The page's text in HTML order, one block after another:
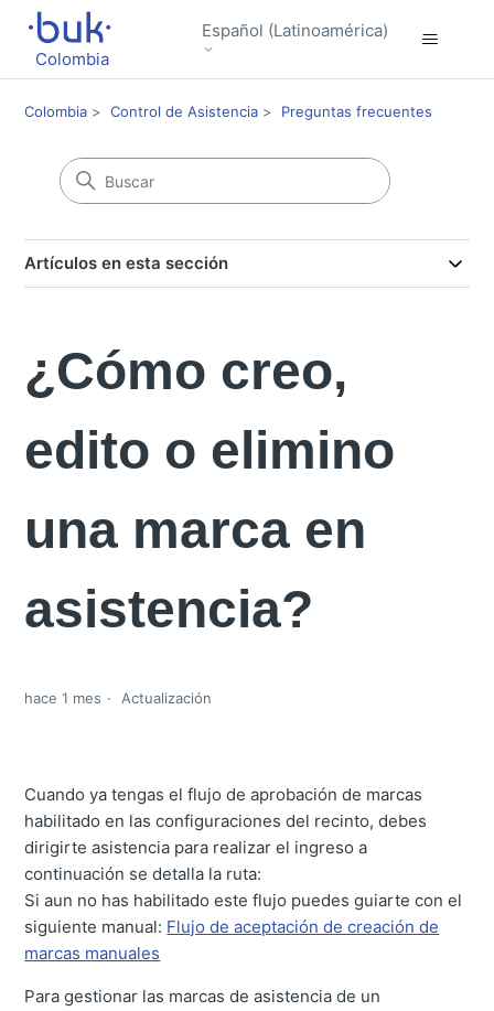
Colombia
Español (Latinoamérica)
Colombia Control de Asistencia Preguntas frecuentes
Artículos en esta sección
¿Cómo creo,
edito o elimino
una marca en
asistencia?
hace 1 mes Actualización
Cuando ya tengas el flujo de aprobación de marcas
habilitado en las configuraciones del recinto, debes
dirigirte asistencia para realizar el ingreso a
continuación se detalla la ruta:
Si aun no has habilitado este flujo puedes guiarte con el
siguiente manual: Flujo de aceptación de creación de
marcas manuales
Para gestionar las marcas de asistencia de un